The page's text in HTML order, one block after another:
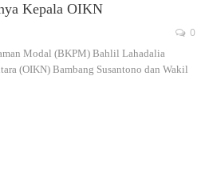
Kepala OIKN
0
Modal (BKPM) Bahlil Lahadalia
(OIKN) Bambang Susantono dan Wakil